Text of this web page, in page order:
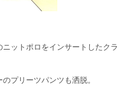
ットポロをインサートしたクラ
プリーツパンツも洒脱。